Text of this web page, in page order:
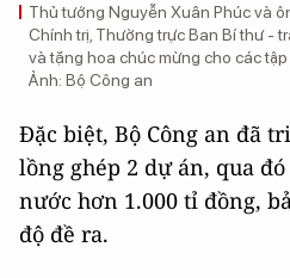
Thủ tướng Nguyễn Xuân Phúc và
Chính trị, Thường trực Ban Bí thư -
và tặng hoa chúc mừng cho các
Ảnh: Bộ Công an
Đặc biệt, Bộ Công an đã
lồng ghép 2 dự án, qua
nước hơn 1.000 tỉ đồng,
độ đề ra.